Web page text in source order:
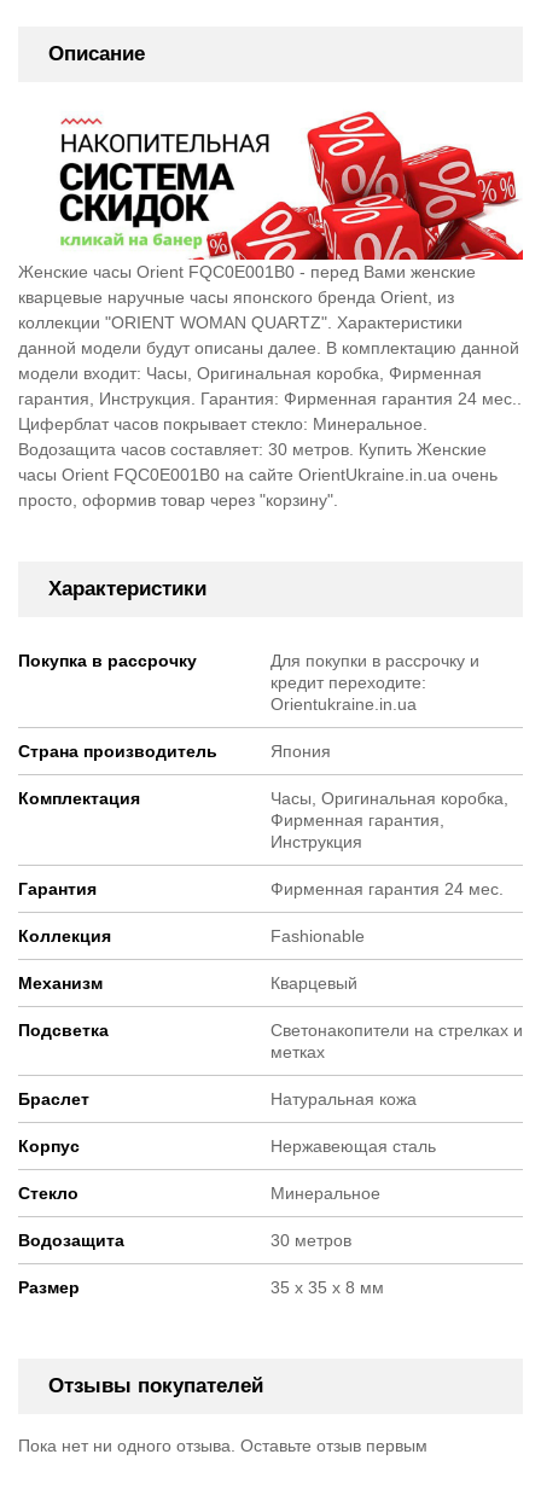
Описание
Женские часы Orient FQC0E001B0 - перед Вами женские
кварцевые наручные часы японского бренда Orient, из
коллекции "ORIENT WOMAN QUARTZ". Характеристики
данной модели будут описаны далее. В комплектацию данной
модели входит: Часы, Оригинальная коробка, Фирменная
гарантия, Инструкция. Гарантия: Фирменная гарантия 24 мес..
Циферблат часов покрывает стекло: Минеральное.
Водозащита часов составляет: 30 метров. Купить Женские
часы Orient FQC0E001B0 на сайте OrientUkraine.in.ua очень
просто, оформив товар через "корзину".
Характеристики
Покупка в рассрочку
Для покупки в рассрочку и
кредит переходите:
Orientukraine.in.ua
Страна производитель Япония
Комплектация
Часы, Оригинальная коробка,
Фирменная гарантия,
Инструкция
Гарантия Фирменная гарантия 24 мес.
Коллекция Fashionable
Механизм Кварцевый
Подсветка
Светонакопители на стрелках и
метках
Браслет Натуральная кожа
Корпус Нержавеющая сталь
Стекло Минеральное
Водозащита 30 метров
Размер 35 х 35 х 8 мм
Отзывы покупателей
Пока нет ни одного отзыва. Оставьте отзыв первым